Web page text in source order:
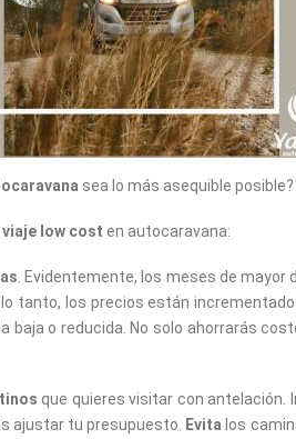
sea lo más asequible posible?
viaje low cost en autocaravana:
. Evidentemente, los meses de mayor
tanto, los precios están
o reducida. No solo ahorrarás
que quieres visitar con antelación.
ajustar tu presupuesto.
Evita los